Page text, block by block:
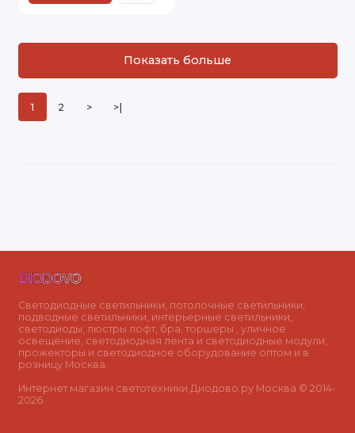
1 2 > >|
Показать больше
Светодиодные светильники, потолочные светильники,
подводные светильники, интерьерные светильники,
светодиоды, люстры лофт, бра, торшеры , уличное
освещение, светодиодная лента и светодиодные модули,
прожекторы и светодиодное оборудование оптом и в
розницу Москва.
Интернет магазин светотехники Диодово.ру Москва © 2014-
2026